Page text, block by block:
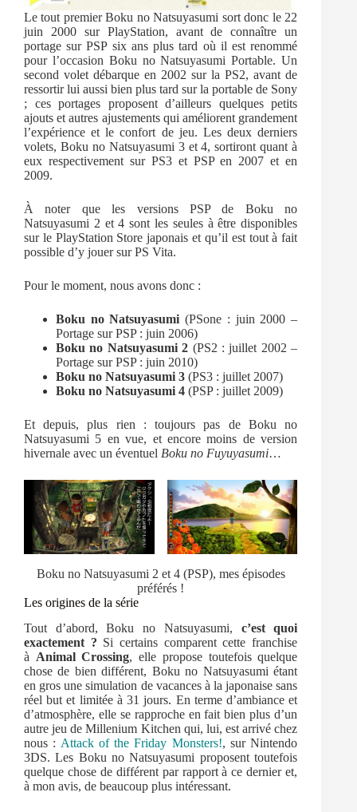
Le tout premier Boku no Natsuyasumi sort donc le 22
juin 2000 sur PlayStation, avant de connaître un
portage sur PSP six ans plus tard où il est renommé
pour l’occasion Boku no Natsuyasumi Portable. Un
second volet débarque en 2002 sur la PS2, avant de
ressortir lui aussi bien plus tard sur la portable de Sony
; ces portages proposent d’ailleurs quelques petits
ajouts et autres ajustements qui améliorent grandement
l’expérience et le confort de jeu. Les deux derniers
volets, Boku no Natsuyasumi 3 et 4, sortiront quant à
eux respectivement sur PS3 et PSP en 2007 et en
2009.
À noter que les versions PSP de Boku no
Natsuyasumi 2 et 4 sont les seules à être disponibles
sur le PlayStation Store japonais et qu’il est tout à fait
possible d’y jouer sur PS Vita.
Pour le moment, nous avons donc :
Boku no Natsuyasumi (PSone : juin 2000 –
Portage sur PSP : juin 2006)
Boku no Natsuyasumi 2 (PS2 : juillet 2002 –
Portage sur PSP : juin 2010)
Boku no Natsuyasumi 3 (PS3 : juillet 2007)
Boku no Natsuyasumi 4 (PSP : juillet 2009)
Et depuis, plus rien : toujours pas de Boku no
Natsuyasumi 5 en vue, et encore moins de version
hivernale avec un éventuel Boku no Fuyuyasumi…
Boku no Natsuyasumi 2 et 4 (PSP), mes épisodes
préférés !
Les origines de la série
Tout d’abord, Boku no Natsuyasumi, c’est quoi
exactement ? Si certains comparent cette franchise
à Animal Crossing, elle propose toutefois quelque
chose de bien différent, Boku no Natsuyasumi étant
en gros une simulation de vacances à la japonaise sans
réel but et limitée à 31 jours. En terme d’ambiance et
d’atmosphère, elle se rapproche en fait bien plus d’un
autre jeu de Millenium Kitchen qui, lui, est arrivé chez
nous : Attack of the Friday Monsters!, sur Nintendo
3DS. Les Boku no Natsuyasumi proposent toutefois
quelque chose de différent par rapport à ce dernier et,
à mon avis, de beaucoup plus intéressant.